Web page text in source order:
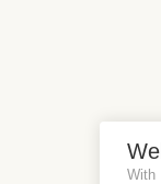
With